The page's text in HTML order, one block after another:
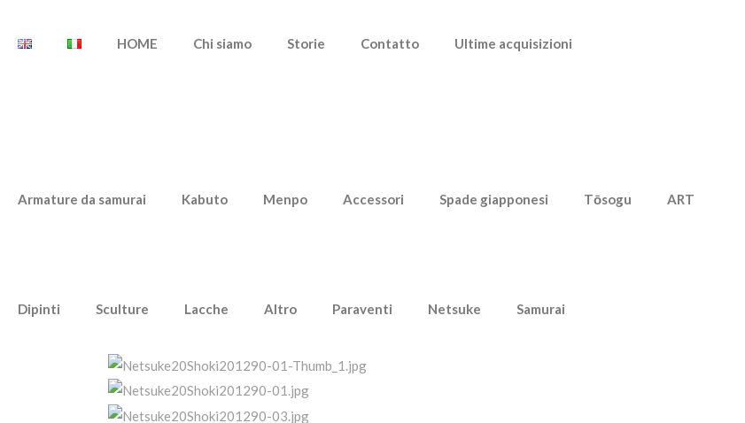
HOME Chi siamo Storie Contatto Ultime acquisizioni
Armature da samurai Kabuto Menpo Accessori Spade giapponesi Tōsogu ART
Dipinti Sculture Lacche Altro Paraventi Netsuke Samurai